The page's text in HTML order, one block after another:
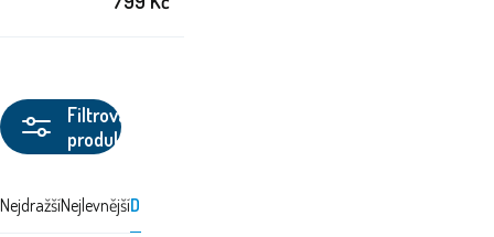
Filtrovat
produkty
NejdražšíNejlevnějšíDoporučujeme